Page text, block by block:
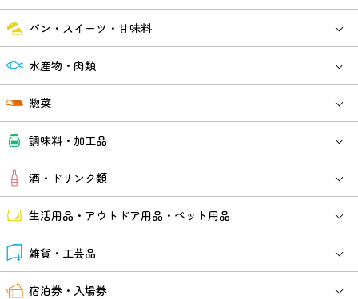
パン・スイーツ・甘味料
水産物・肉類
惣菜
調味料・加工品
酒・ドリンク類
生活用品・アウトドア用品・ペット用品
雑貨・工芸品
宿泊券・入場券